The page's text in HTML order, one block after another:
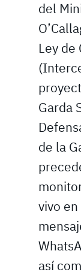
del
Ley de
Garda
de la
vivo
así